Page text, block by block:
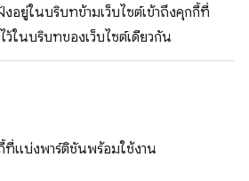
อยู่ในบริบทข้ามเว็บไซต์เข้าถึงคุกกี้ที่
ว้ในบริบทของเว็บไซต์เดียวกัน
ที่แบ่งพาร์ติชันพร้อมใช้งาน